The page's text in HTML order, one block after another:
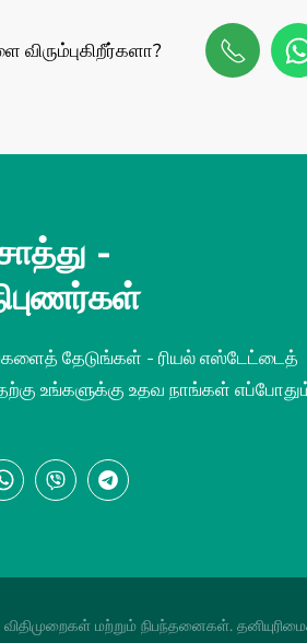
-
தேடுங்கள் - ரியல் எஸ்டேட்டைத்
உங்களுக்கு உதவ நாங்கள்
விதிமுறைகள் மற்றும் நிபந்தனைகள்.